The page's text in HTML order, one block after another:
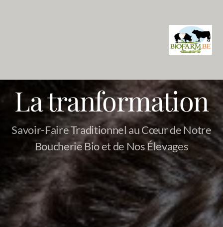
La tranformation
Savoir-Faire Traditionnel au Cœur de Notre
Boucherie Bio et de Nos Élevages